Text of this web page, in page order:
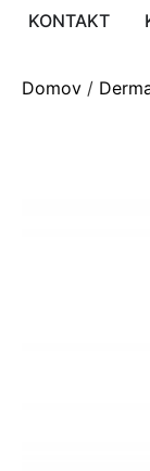
KONTAKT
Domov /